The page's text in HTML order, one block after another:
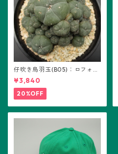
仔吹き烏羽玉(B05)：ロフォフ
ォラ属
¥3,840
20%OFF